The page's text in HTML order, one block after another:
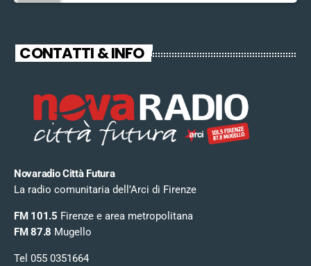
CONTATTI & INFO
Novaradio Città Futura
La radio comunitaria dell’Arci di Firenze
FM 101.5 Firenze e area metropolitana
FM 87.8 Mugello
Tel 055 0351664